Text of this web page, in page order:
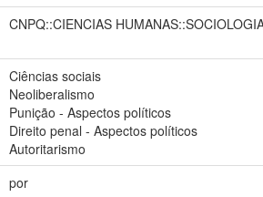
CNPQ::CIENCIAS
Ciências sociais
Neoliberalismo
Punição - Aspectos políticos
Direito penal - Aspectos políticos
Autoritarismo
por